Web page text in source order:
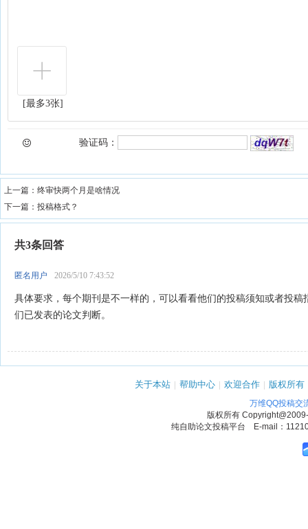
[最多3张]
验证码：
上一篇： 终审快两个月是啥情况
下一篇： 投稿格式？
共3条回答
匿名用户 2026/5/10 7:43:52
具体要求，每个期刊是不一样的，可以看看他们的投稿须知或者投稿
们已发表的论文判断。
关于本站 | 帮助中心 | 欢迎合作 | 版权所有
万维QQ投稿交
版权所有
纯自助论文投稿平台 E-mail：